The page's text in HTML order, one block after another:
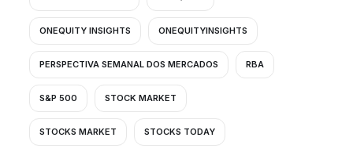
ONEQUITY INSIGHTS ONEQUITYINSIGHTS
PERSPECTIVA SEMANAL DOS MERCADOS RBA
S&P 500 STOCK MARKET
STOCKS MARKET STOCKS TODAY